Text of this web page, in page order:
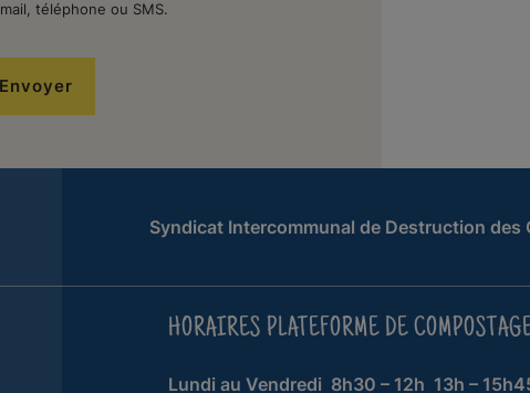
téléphone ou SMS.
Envoyer
Syndicat Intercommunal de Destruction des
HORAIRES PLATEFORME DE
Lundi au Vendredi 8h30 – 12h 13h –